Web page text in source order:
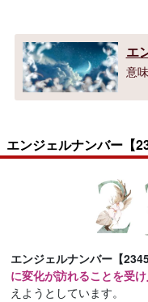
エ
意
エンジェルナンバー【
エンジェルナンバー【
に変化が訪れることを受
えようとしています。